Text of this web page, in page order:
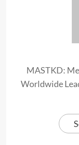
MASTKD:
Worldwide